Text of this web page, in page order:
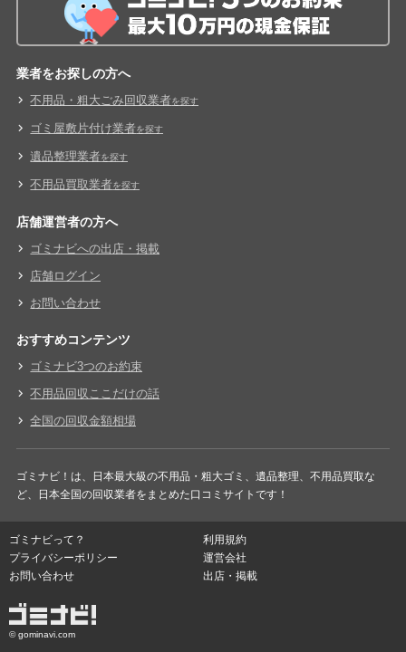
業者をお探しの方へ
不用品・粗大ごみ回収業者を探す
ゴミ屋敷片付け業者を探す
遺品整理業者を探す
不用品買取業者を探す
店舗運営者の方へ
ゴミナビへの出店・掲載
店舗ログイン
お問い合わせ
おすすめコンテンツ
ゴミナビ3つのお約束
不用品回収ここだけの話
全国の回収金額相場
ゴミナビ！は、日本最大級の不用品・粗大ゴミ、遺品整理、不用品買取な
ど、日本全国の回収業者をまとめた口コミサイトです！
ゴミナビって？
利用規約
プライバシーポリシー
運営会社
お問い合わせ
出店・掲載
© gominavi.com